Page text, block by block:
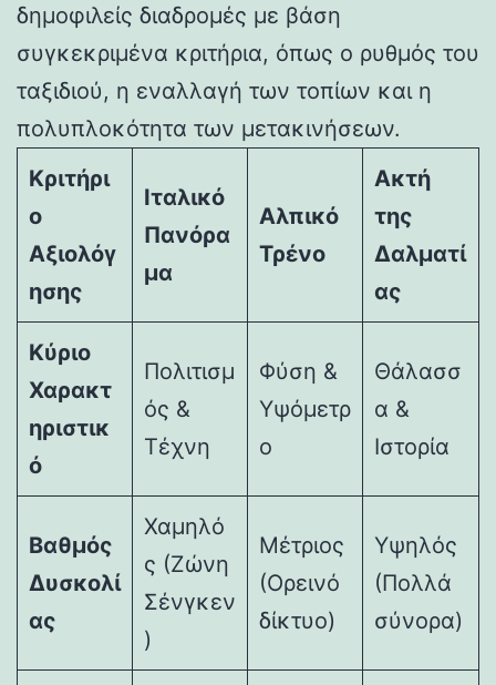
δημοφιλείς διαδρομές με βάση
συγκεκριμένα κριτήρια, όπως ο ρυθμός του
ταξιδιού, η εναλλαγή των τοπίων και η
πολυπλοκότητα των μετακινήσεων.
Κριτήρι
ο
Αξιολόγ
ησης
Ιταλικό
Πανόρα
μα
Αλπικό
Τρένο
Ακτή
της
Δαλματί
ας
Κύριο
Χαρακτ
ηριστικ
ό
Πολιτισμ
ός &
Τέχνη
Φύση &
Υψόμετρ
ο
Θάλασσ
α &
Ιστορία
Βαθμός
Δυσκολί
ας
Χαμηλό
ς (Ζώνη
Σένγκεν
)
Μέτριος
(Ορεινό
δίκτυο)
Υψηλός
(Πολλά
σύνορα)